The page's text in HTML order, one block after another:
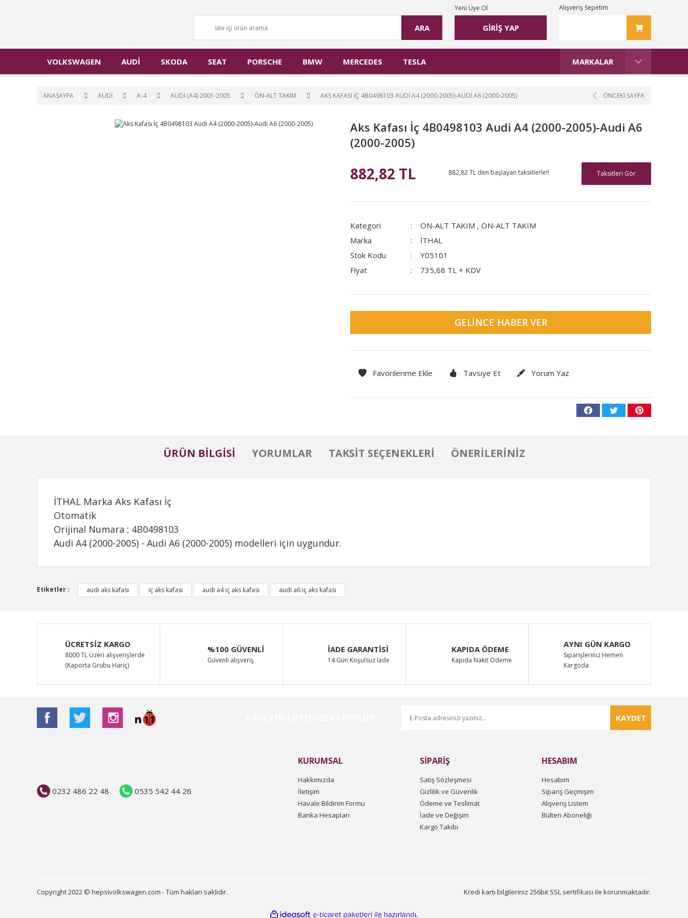
ARA GİRİŞ YAP
Yeni Üye Ol Alışveriş Sepetim
VOLKSWAGEN AUDİ SKODA SEAT PORSCHE BMW MERCEDES TESLA MARKALAR
ANASAYFA AUDİ A-4 AUDİ (A4) 2001-2005 ÖN-ALT TAKIM AKS KAFASI İÇ 4B0498103 AUDI A4 (2000-2005)-AUDI A6 (2000-2005) ÖNCEKİ SAYFA
Aks Kafası İç 4B0498103 Audi A4 (2000-2005)-Audi A6
(2000-2005)
882,82 TL 882,82 TL den başlayan taksitlerle!! Taksitleri Gör
Kategori ÖN-ALT TAKIM , ÖN-ALT TAKIM
Marka
İTHAL
Stok Kodu
Y05101
Fiyat
735,68 TL + KDV
GELINCE HABER VER
Tavsiye Et Yorum Yaz
ÜRÜN BILGISI YORUMLAR TAKSIT SEÇENEKLERI ÖNERILERINIZ
İTHAL Marka Aks Kafası İç
Otomatik
Orijinal Numara : 4B0498103
Audi A4 (2000-2005) - Audi A6 (2000-2005) modelleri için uygundur.
Bu ürünün fiyat bilgisi, resim, ürün açıklamalarında ve diğer konularda yetersiz gördüğünüz noktaları öneri formunu kullanarak tarafımıza iletebilirsiniz.
Görüş ve önerileriniz için teşekkür ederiz.
Ürün resmi kalitesiz, bozuk veya görüntülenemiyor.
Ürün açıklamasında eksik bilgiler bulunuyor.
Ürün bilgilerinde hatalar bulunuyor.
Ürün fiyatı diğer sitelerden daha pahalı.
Etiketler : audi aks kafası iç aks kafası audi a4 iç aks kafası audi a6 iç aks kafası
ÜCRETSİZ KARGO
8000 TL Üzeri alışverişlerde
(Kaporta Grubu Hariç)
%100 GÜVENLİ
Güvenli alışveriş
İADE GARANTİSİ
14 Gün Koşulsuz İade
KAPIDA ÖDEME
Kapıda Nakit Ödeme
AYNI GÜN KARGO
Siparişleriniz Hemen
Kargoda
KAYDET
0232 486 22 48 0535 542 44 26
KURUMSAL
Hakkımızda
İletişim
Havale Bildirim Formu
Banka Hesapları
SİPARİŞ
Satış Sözleşmesi
Gizlilik ve Güvenlik
Ödeme ve Teslimat
İade ve Değişim
Kargo Takibi
HESABIM
Hesabım
Sipariş Geçmişim
Alışveriş Listem
Bülten Aboneliği
Copyright 2022 © hepsivolkswagen.com - Tüm hakları saklıdır. Kredi kartı bilgileriniz 256bit SSL sertifikası ile korunmaktadır.
ideasoft e-